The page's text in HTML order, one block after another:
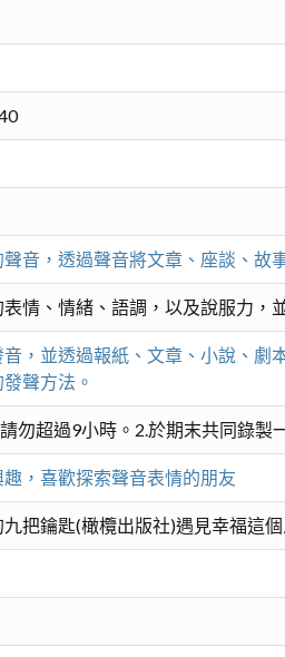
音，透過聲音將文章、座談、故
情、情緒、語調，以及說服力，
，並透過報紙、文章、小說、劇
聲方法。
勿超過9小時。2.於期末共同錄製
，喜歡探索聲音表情的朋友
把鑰匙(橄欖出版社)遇見幸福這